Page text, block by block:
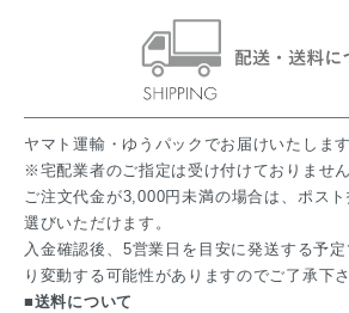
ヤマト運輸・ゆうパックでお届けいたします
※宅配業者のご指定は受け付けておりません
ご注文代金が3,000円未満の場合は、ポス
選びいただけます。
入金確認後、5営業日を目安に発送する予
り変動する可能性がありますのでご了承下さ
■送料について